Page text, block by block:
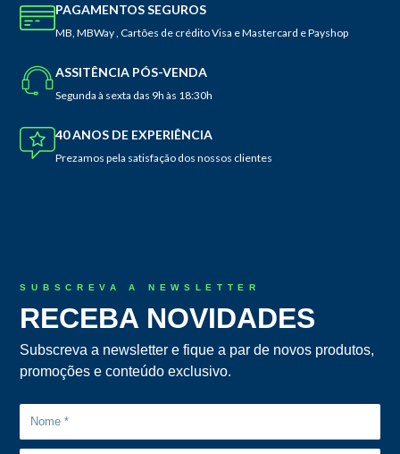
PAGAMENTOS SEGUROS
MB, MBWay , Cartões de crédito Visa e Mastercard e Payshop
ASSITÊNCIA PÓS-VENDA
Segunda à sexta das 9h às 18:30h
40 ANOS DE EXPERIÊNCIA
Prezamos pela satisfação dos nossos clientes
SUBSCREVA A NEWSLETTER
RECEBA NOVIDADES
Subscreva a newsletter e fique a par de novos produtos,
promoções e conteúdo exclusivo.